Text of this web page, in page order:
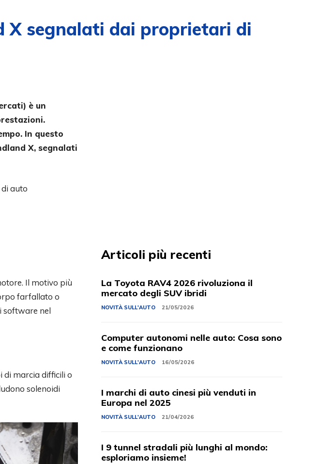
X segnalati dai proprietari di
è un
In questo
X, segnalati
Il motivo più
farfallato o
software nel
di marcia difficili o
solenoidi
Articoli più recenti
La Toyota RAV4 2026 rivoluziona il
mercato degli SUV ibridi
NOVITÀ SULL'AUTO 21/05/2026
Computer autonomi nelle auto: Cosa sono
e come funzionano
NOVITÀ SULL'AUTO 16/05/2026
I marchi di auto cinesi più venduti in
Europa nel 2025
NOVITÀ SULL'AUTO 21/04/2026
I 9 tunnel stradali più lunghi al mondo:
esploriamo insieme!